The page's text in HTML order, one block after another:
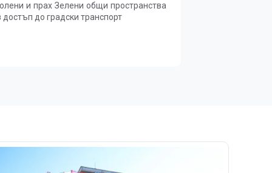
общи пространства
до градски транспорт